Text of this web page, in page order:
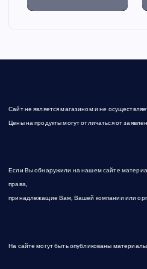
Сайт не является магазином и не
Цены на продукты могут отличаться от
Если Вы обнаружили на нашем сайте
права,
принадлежащие Вам, Вашей компании или
На сайте могут быть опубликованы материалы